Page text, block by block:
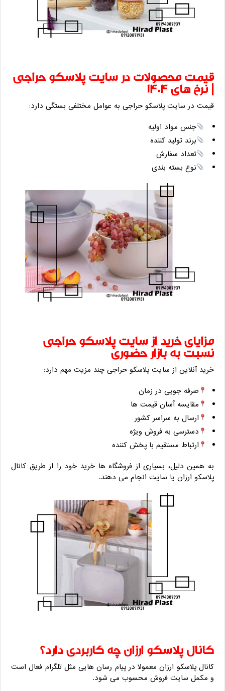
قیمت محصولات در سایت پلاسکو حراجی
| نرخ‌ های 1404
قیمت در سایت پلاسکو حراجی به عوامل مختلفی بستگی دارد:
جنس مواد اولیه
برند تولید کننده
تعداد سفارش
نوع بسته ‌بندی
مزایای خرید از سایت پلاسکو حراجی
نسبت به بازار حضوری
خرید آنلاین از سایت پلاسکو حراجی چند مزیت مهم دارد:
صرفه‌ جویی در زمان
مقایسه آسان قیمت ‌ها
ارسال به سراسر کشور
دسترسی به فروش ویژه
ارتباط مستقیم با پخش‌ کننده
به همین دلیل، بسیاری از فروشگاه ‌ها خرید خود را از طریق کانال
پلاسکو ارزان یا سایت انجام می ‌دهند.
کانال پلاسکو ارزان چه کاربردی دارد؟
کانال پلاسکو ارزان معمولا در پیام‌ رسان‌ هایی مثل تلگرام فعال است
و مکمل سایت فروش محسوب می‌ شود.